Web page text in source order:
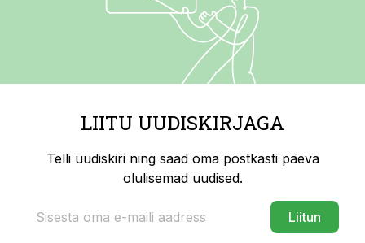
LIITU UUDISKIRJAGA
Telli uudiskiri ning saad oma postkasti päeva
olulisemad uudised.
Liitun